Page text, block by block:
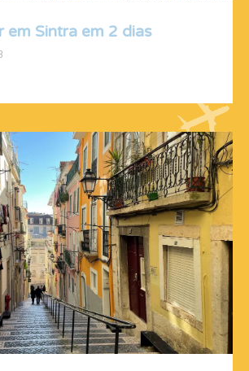
em Sintra em 2 dias